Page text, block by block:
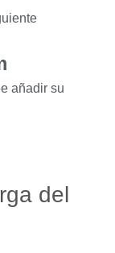
añadir su
del